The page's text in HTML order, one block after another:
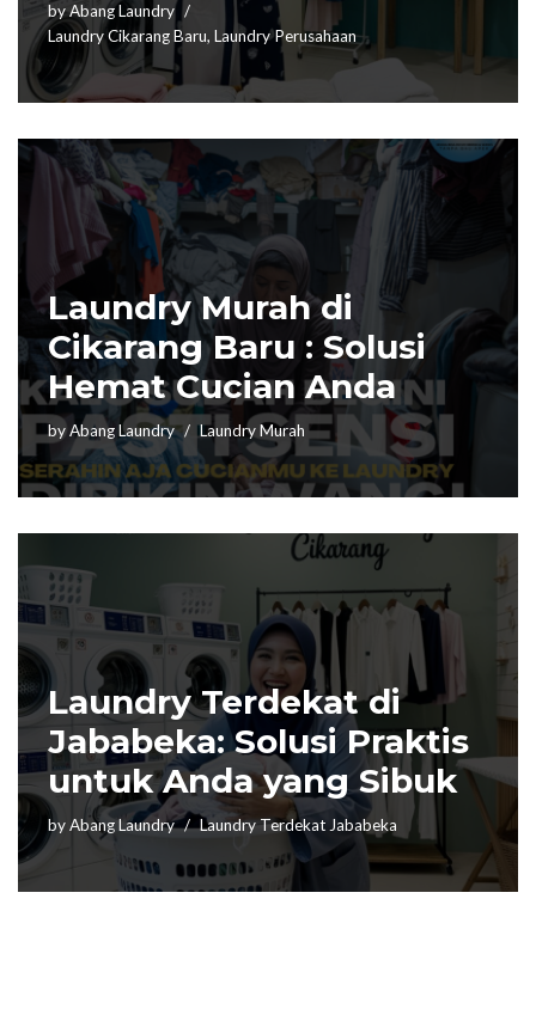
byAbang Laundry
Laundry Cikarang Baru, Laundry Perusahaan
Laundry Murah di
Cikarang Baru : Solusi
Hemat Cucian Anda
byAbang Laundry Laundry Murah
Laundry Terdekat di
Jababeka: Solusi Praktis
untuk Anda yang Sibuk
byAbang Laundry Laundry Terdekat Jababeka